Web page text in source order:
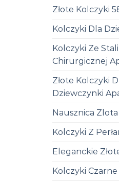
Złote Kolczyki
Kolczyki Dla
Kolczyki Ze Stali
Chirurgicznej
Złote Kolczyki
Dziewczynki
Nausznica Zlota
Kolczyki Z
Eleganckie
Kolczyki Czarne